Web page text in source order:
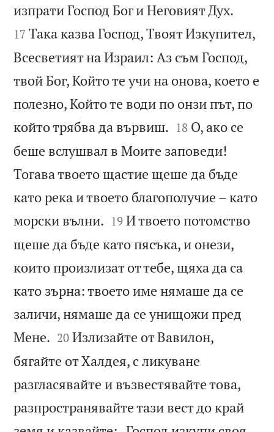
изпрати Господ Бог и Неговият Дух.
17 Така казва Господ, Твоят Изкупител,
Всесветият на Израил: Аз съм Господ,
твой Бог, Който те учи на онова, което е
полезно, Който те води по онзи път, по
който трябва да вървиш. 

18 О, ако се
беше вслушвал в Моите заповеди!
Тогава твоето щастие щеше да бъде
като река и твоето благополучие – като
морски вълни. 

19 И твоето потомство
щеше да бъде като пясъка, и онези,
които произлизат от тебе, щяха да са
като зърна: твоето име нямаше да се
заличи, нямаше да се унищожи пред
Мене. 

20 Излизайте от Вавилон,
бягайте от Халдея, с ликуване
разгласявайте и възвестявайте това,
разпространявайте тази вест до край